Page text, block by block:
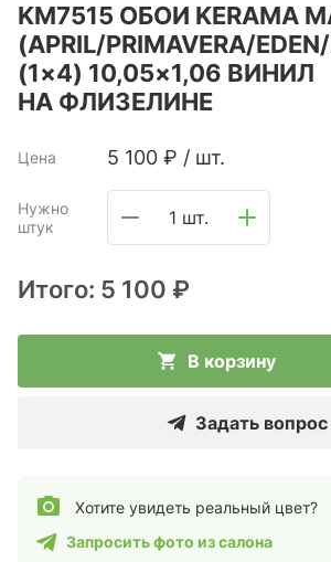
KM7515 ОБОИ KERAMA
(APRIL/PRIMAVERA/
(1×4) 10,05×1,06 ВИНИЛ
НА ФЛИЗЕЛИНЕ
Цена 5 100 ₽ / шт.
Нужно
штук
1 шт.
Итого: 5 100 ₽
В корзину
Задать вопрос
Хотите увидеть реальный цвет?
Запросить фото из салона